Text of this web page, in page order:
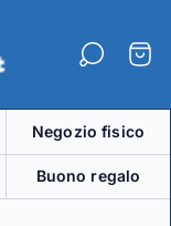
Negozio fisico
Buono regalo